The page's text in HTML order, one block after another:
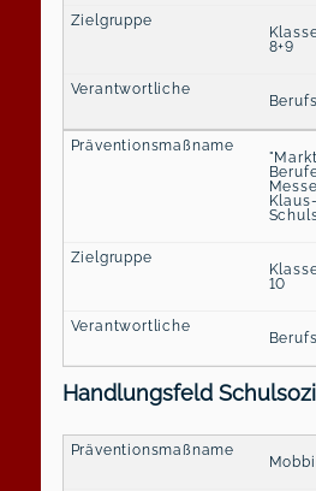
8+9
10
Handlungsfeld